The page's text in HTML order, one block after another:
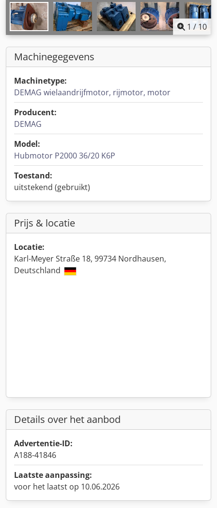
1 / 10
Machinegegevens
Machinetype:
DEMAG wielaandrijfmotor, rijmotor, motor
Producent:
DEMAG
Model:
Hubmotor P2000 36/20 K6P
Toestand:
uitstekend (gebruikt)
Prijs & locatie
Locatie:
Karl-Meyer Straße 18, 99734 Nordhausen,
Deutschland
Details over het aanbod
Advertentie-ID:
A188-41846
Laatste aanpassing:
voor het laatst op 10.06.2026